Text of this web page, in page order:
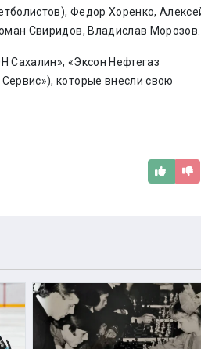
Федор Хоренко,
Свиридов, Владислав Морозов.
«Эксон Нефтегаз
которые внесли свою